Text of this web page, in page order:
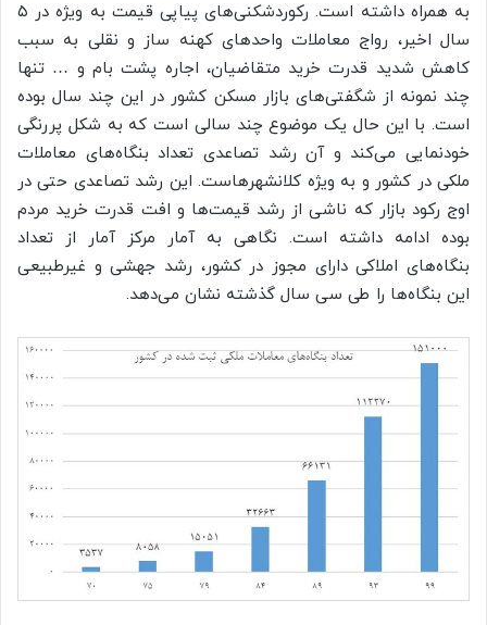
به همراه داشته است. رکوردشکنی‌های پیاپی قیمت به ویژه در ۵
سال اخیر، رواج معاملات واحدهای کهنه ساز و نقلی به سبب
کاهش شدید قدرت خرید متقاضیان، اجاره پشت بام و … تنها
چند نمونه از شگفتی‌های بازار مسکن کشور در این چند سال بوده
است. با این حال یک موضوع چند سالی است که به شکل پررنگی
خودنمایی می‌کند و آن رشد تصاعدی تعداد بنگاه‌های معاملات
ملکی در کشور و به ویژه کلانشهرهاست. این رشد تصاعدی حتی در
اوج رکود بازار که ناشی از رشد قیمت‌ها و افت قدرت خرید مردم
بوده ادامه داشته است. نگاهی به آمار مرکز آمار از تعداد
بنگاه‌های املاکی دارای مجوز در کشور، رشد جهشی و غیرطبیعی
این بنگاه‌ها را طی سی سال گذشته نشان می‌دهد.